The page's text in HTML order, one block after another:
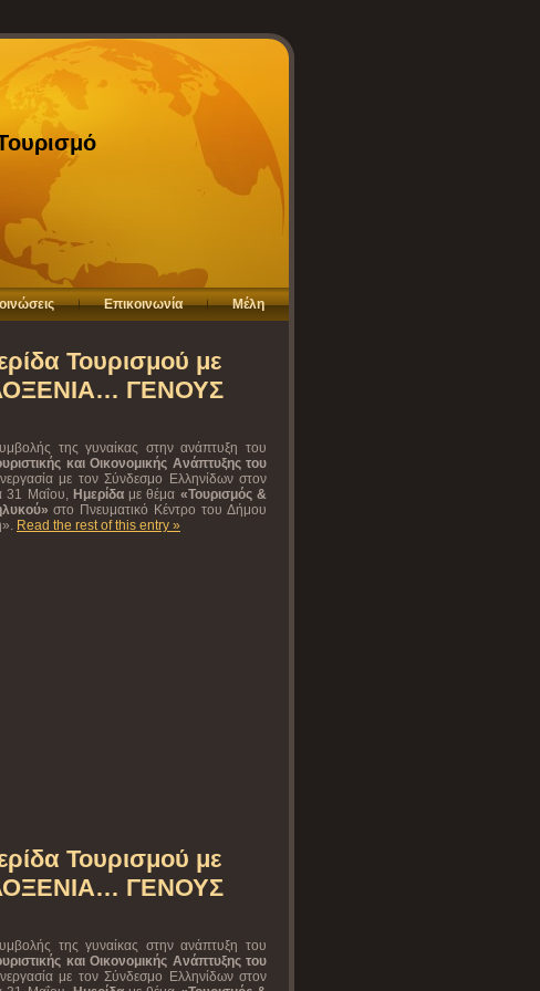
Επικοινωνία Μέλη
Τουρισμού με
ΓΕΝΟΥΣ
της γυναίκας στην ανάπτυξη του
και Οικονομικής Ανάπτυξης του
με τον Σύνδεσμο Ελληνίδων στον
31 Μαΐου, Ημερίδαμε θέμα «Τουρισμός &
στο Πνευματικό Κέντρο του Δήμου
Read the rest of this entry »
Τουρισμού με
ΓΕΝΟΥΣ
της γυναίκας στην ανάπτυξη του
και Οικονομικής Ανάπτυξης του
με τον Σύνδεσμο Ελληνίδων στον